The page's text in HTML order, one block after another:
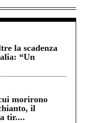
la scadenza
“Un
morirono
il
tir....